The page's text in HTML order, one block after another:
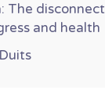
The disconnect
and health